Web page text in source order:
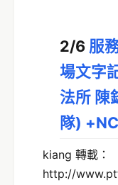
2/6 服
場文字
法所 陳
隊)
kiang 轉載：
http://